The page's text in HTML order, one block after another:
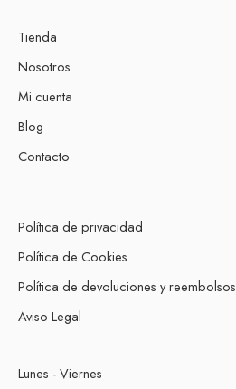
Tienda
Nosotros
Mi cuenta
Blog
Contacto
Política de privacidad
Política de Cookies
Política de devoluciones y reembolsos
Aviso Legal
Lunes - Viernes